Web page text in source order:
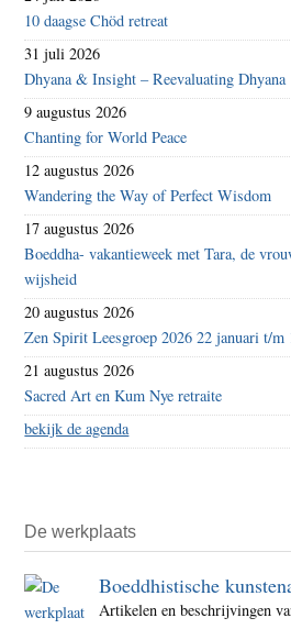
10 daagse Chöd retreat
31 juli 2026
Dhyana & Insight – Reevaluating Dhyana
9 augustus 2026
Chanting for World Peace
12 augustus 2026
Wandering the Way of Perfect Wisdom
17 augustus 2026
Boeddha- vakantieweek met Tara, de
wijsheid
20 augustus 2026
Zen Spirit Leesgroep 2026 22 januari t/m
21 augustus 2026
Sacred Art en Kum Nye retraite
bekijk de agenda
De werkplaats
Boeddhistische
Artikelen en beschrijvingen